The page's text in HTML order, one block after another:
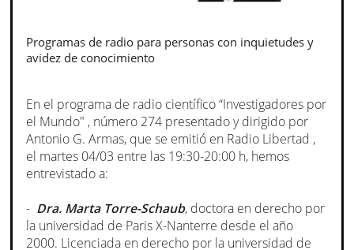
Programas de radio para personas con inquietudes y
avidez de conocimiento
En el programa de radio científico “Investigadores por
el Mundo" , número 274 presentado y dirigido por
Antonio G. Armas, que se emitió en Radio Libertad ,
el martes 04/03 entre las 19:30-20:00 h, hemos
entrevistado a:
- Dra. Marta Torre-Schaub, doctora en derecho por
la universidad de Paris X-Nanterre desde el año
2000. Licenciada en derecho por la universidad de